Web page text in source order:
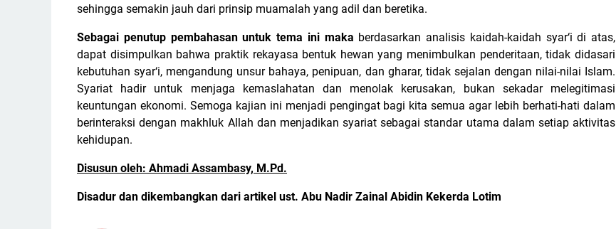
sehingga semakin jauh dari prinsip muamalah yang adil dan beretika.
Sebagai penutup pembahasan untuk tema ini maka berdasarkan analisis kaidah-kaidah syar‘i di atas,
dapat disimpulkan bahwa praktik rekayasa bentuk hewan yang menimbulkan penderitaan, tidak didasari
kebutuhan syar‘i, mengandung unsur bahaya, penipuan, dan gharar, tidak sejalan dengan nilai-nilai Islam.
Syariat hadir untuk menjaga kemaslahatan dan menolak kerusakan, bukan sekadar melegitimasi
keuntungan ekonomi. Semoga kajian ini menjadi pengingat bagi kita semua agar lebih berhati-hati dalam
berinteraksi dengan makhluk Allah dan menjadikan syariat sebagai standar utama dalam setiap aktivitas
kehidupan.
Disusun oleh: Ahmadi Assambasy, M.Pd.
Disadur dan dikembangkan dari artikel ust. Abu Nadir Zainal Abidin Kekerda Lotim